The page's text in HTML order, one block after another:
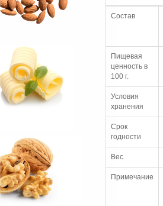
Состав
Пищевая
ценность в
100 г.
Условия
хранения
Срок
годности
Вес
Примечание